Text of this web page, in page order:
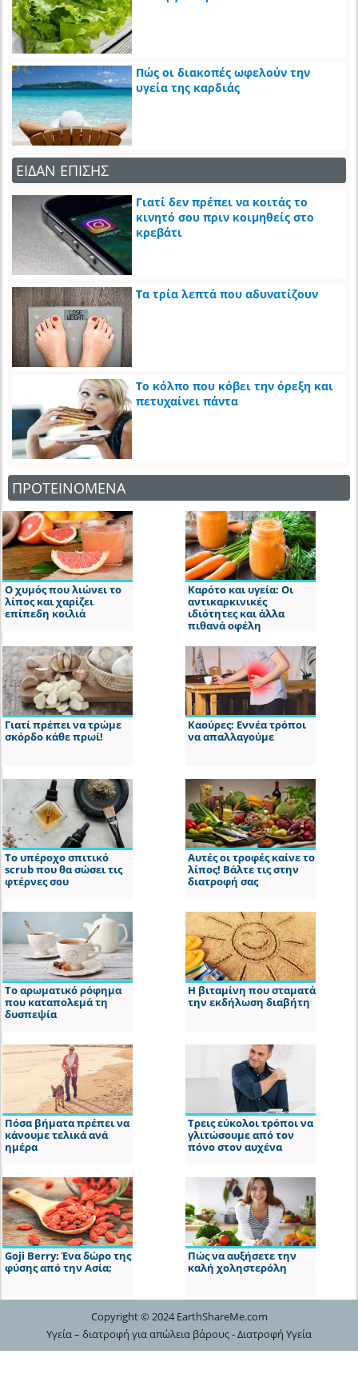
Πώς οι διακοπές ωφελούν την
υγεία της καρδιάς
ΕΙΔΑΝ ΕΠΙΣΗΣ
Γιατί δεν πρέπει να κοιτάς το
κινητό σου πριν κοιμηθείς στο
κρεβάτι
Τα τρία λεπτά που αδυνατίζουν
Το κόλπο που κόβει την όρεξη και
πετυχαίνει πάντα
ΠΡΟΤΕΙΝΟΜΕΝΑ
Ο χυμός που λιώνει το
λίπος και χαρίζει
επίπεδη κοιλιά
Καρότο και υγεία: Οι
αντικαρκινικές
ιδιότητες και άλλα
πιθανά οφέλη
Γιατί πρέπει να τρώμε
σκόρδο κάθε πρωί!
Καούρες: Εννέα τρόποι
να απαλλαγούμε
Το υπέροχο σπιτικό
scrub που θα σώσει τις
φτέρνες σου
Αυτές οι τροφές καίνε το
λίπος! Βάλτε τις στην
διατροφή σας
Το αρωματικό ρόφημα
που καταπολεμά τη
δυσπεψία
Η βιταμίνη που σταματά
την εκδήλωση διαβήτη
Πόσα βήματα πρέπει να
κάνουμε τελικά ανά
ημέρα
Τρεις εύκολοι τρόποι να
γλιτώσουμε από τον
πόνο στον αυχένα
Goji Berry: Ένα δώρο της
φύσης από την Ασία;
Πώς να αυξήσετε την
καλή χοληστερόλη
Copyright © 2024 EarthShareMe.com
Υγεία – διατροφή για απώλεια βάρους - Διατροφή Υγεία